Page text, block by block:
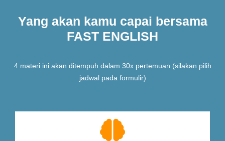
Yang akan kamu capai bersama
FAST ENGLISH
4 materi ini akan ditempuh dalam 30x pertemuan (silakan pilih
jadwal pada formulir)